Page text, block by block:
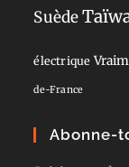
Suède
électrique
de-France
Abonne-